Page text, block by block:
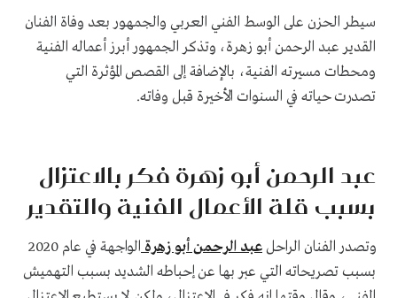
سيطر الحزن على الوسط الفني العربي والجمهور بعد وفاة الفنان
القدير عبد الرحمن أبو زهرة، وتذكر الجمهور أبرز أعماله الفنية
ومحطات مسيرته الفنية، بالإضافة إلى القصص المؤثرة التي
تصدرت حياته في السنوات الأخيرة قبل وفاته.
عبد الرحمن أبو زهرة فكر بالاعتزال
بسبب قلة الأعمال الفنية والتقدير
وتصدر الفنان الراحلعبد الرحمن أبو زهرة
الواجهة في عام 2020
بسبب تصريحاته التي عبر بها عن إحباطه الشديد بسبب التهميش